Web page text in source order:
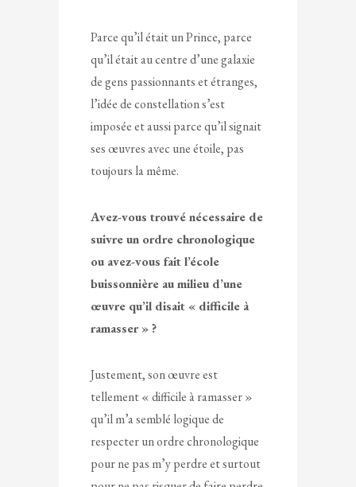
Parce qu’il était un Prince, parce
qu’il était au centre d’une galaxie
de gens passionnants et étranges,
l’idée de constellation s’est
imposée et aussi parce qu’il signait
ses œuvres avec une étoile, pas
toujours la même.
Avez-vous trouvé nécessaire de
suivre un ordre chronologique
ou avez-vous fait l’école
buissonnière au milieu d’une
œuvre qu’il disait « difficile à
ramasser » ?
Justement, son œuvre est
tellement « difficile à ramasser »
qu’il m’a semblé logique de
respecter un ordre chronologique
pour ne pas m’y perdre et surtout